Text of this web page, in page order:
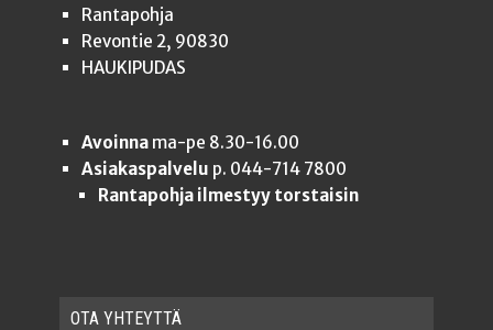
Rantapohja
Revontie 2, 90830
HAUKIPUDAS
Avoinnama-pe 8.30-16.00
Asiakaspalvelu p. 044-714 7800
Rantapohja ilmestyy torstaisin
OTA YHTEYT­TÄ